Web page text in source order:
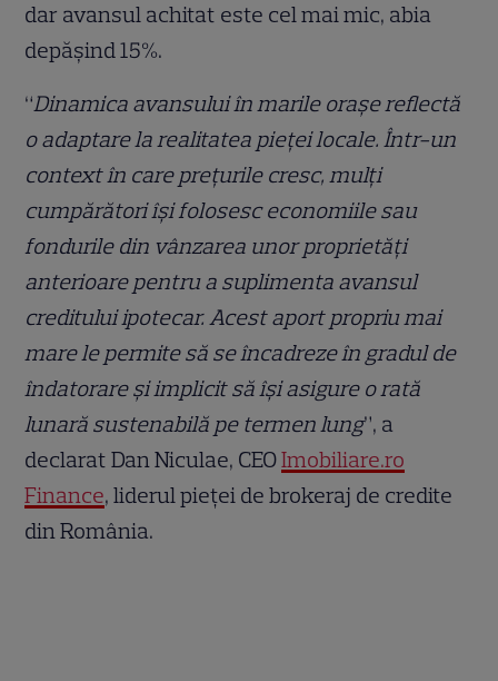
dar avansul achitat este cel mai mic, abia
depășind 15%.
“Dinamica avansului în marile orașe reflectă
o adaptare la realitatea pieței locale. Într-un
context în care prețurile cresc, mulți
cumpărători își folosesc economiile sau
fondurile din vânzarea unor proprietăți
anterioare pentru a suplimenta avansul
creditului ipotecar. Acest aport propriu mai
mare le permite să se încadreze în gradul de
îndatorare și implicit să își asigure o rată
lunară sustenabilă pe termen lung”, a
declarat Dan Niculae, CEOImobiliare.ro
Finance, liderul pieței de brokeraj de credite
din România.